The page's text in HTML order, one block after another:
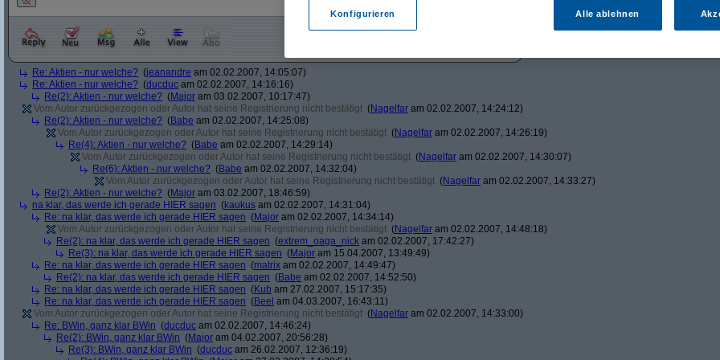
Re: Aktien - nur welche? (jeanandre am 02.02.2007, 14:05:07)
Re: Aktien - nur welche? (ducduc am 02.02.2007, 14:16:16)
Re(2): Aktien - nur welche? (Major am 03.02.2007, 10:17:47)
Vom Autor zurückgezogen oder Autor hat seine Registrierung nicht bestätigt (Nagelfar am 02.02.2007, 14:24:12)
Re(2): Aktien - nur welche? (Babe am 02.02.2007, 14:25:08)
Vom Autor zurückgezogen oder Autor hat seine Registrierung nicht bestätigt (Nagelfar am 02.02.2007, 14:26:19)
Re(4): Aktien - nur welche? (Babe am 02.02.2007, 14:29:14)
Vom Autor zurückgezogen oder Autor hat seine Registrierung nicht bestätigt (Nagelfar am 02.02.2007, 14:30:07)
Re(6): Aktien - nur welche? (Babe am 02.02.2007, 14:32:04)
Vom Autor zurückgezogen oder Autor hat seine Registrierung nicht bestätigt (Nagelfar am 02.02.2007, 14:33:27)
Re(2): Aktien - nur welche? (Major am 03.02.2007, 18:46:59)
na klar, das werde ich gerade HIER sagen (kaukus am 02.02.2007, 14:31:04)
Re: na klar, das werde ich gerade HIER sagen (Major am 02.02.2007, 14:34:14)
Vom Autor zurückgezogen oder Autor hat seine Registrierung nicht bestätigt (Nagelfar am 02.02.2007, 14:48:18)
Re(2): na klar, das werde ich gerade HIER sagen (extrem_oaga_nick am 02.02.2007, 17:42:27)
Re(3): na klar, das werde ich gerade HIER sagen (Major am 15.04.2007, 13:49:49)
Re: na klar, das werde ich gerade HIER sagen (matrix am 02.02.2007, 14:49:47)
Re(2): na klar, das werde ich gerade HIER sagen (Babe am 02.02.2007, 14:52:50)
Re: na klar, das werde ich gerade HIER sagen (Kub am 27.02.2007, 15:17:35)
Re: na klar, das werde ich gerade HIER sagen (Beel am 04.03.2007, 16:43:11)
Vom Autor zurückgezogen oder Autor hat seine Registrierung nicht bestätigt (Nagelfar am 02.02.2007, 14:33:00)
Re: BWin, ganz klar BWin (ducduc am 02.02.2007, 14:46:24)
Re(2): BWin, ganz klar BWin (Major am 04.02.2007, 20:56:28)
Re(3): BWin, ganz klar BWin (ducduc am 26.02.2007, 12:36:19)
Konfigurieren Alle ablehnen